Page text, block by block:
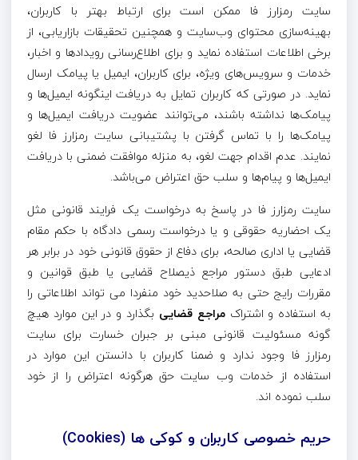
سایت رمزارز فا ممکن است برای ارتباط بهتر با کاربران،
بهینه‌سازی محتوای وب‌سایت و همچنین تحقیقات بازاریابی، از
برخی اطلاعات استفاده نماید و برای اطلاع‌رسانی رویدادها و اخبار،
خدمات و سرویس‌های ویژه، برای کاربران، ایمیل یا پیامک ارسال
نماید. در صورتی که کاربران تمایل به دریافت اینگونه ایمیل‌ها و
پیامک‌ها نداشته باشند، می‌توانند عضویت دریافت ایمیل‌ها و
پیامک‌ها را با تماس گرفتن با پشتیبانی سایت رمزارز فا لغو
نمایند. عدم اقدام جهت لغو، به منزله موافقت ضمنی با دریافت
ایمیل‌ها و پیام‌ها و سلب حق اعتراض می‌باشد.
سایت رمزارز فا در پاسخ به درخواست یک فرایند قانونی مثل
یک احضاریه حقوقی و یا درخواست رسمی دادگاه با حکم مقام
قضایی یا اداری صالحه، برای دفاع از حقوق قانونی خود در برابر هر
ادعایی طبق دستور مراجع ذیصلاح قضایی یا طبق قوانین و
مقررات رایج حتی به صلاحدید خود منفردا می تواند اطلاعاتی را
به استفاده و اشتراکمراجع قضایی بگذارد و در این موارد هیچ
گونه مسئولیت قانونی مبنی بر جبران خسارت برای سایت
رمزارز فا وجود ندارد و ضمنا کاربران با دانستن این موارد در
استفاده از خدمات وب سایت حق هرگونه اعتراض را از خود
سلب نموده اند.
حریم خصوصی کاربران و کوکی ها (Cookies)